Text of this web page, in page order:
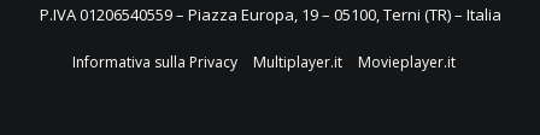
P.IVA 01206540559 – Piazza Europa, 19 – 05100, Terni (TR) – Italia
Informativa sulla Privacy Multiplayer.it Movieplayer.it